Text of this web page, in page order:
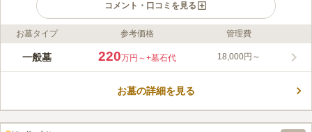
コメント・口コミを見る
ライフドット編集部のコメント
佛心寺は、東京都台東区谷中に位置する、日蓮宗の寺院です。
に残っている境内は、日当たりも良好で、開放感のある空間で
口コミ評価
お墓タイプ 参考価格 管理費
一般墓 220万円～+墓石代 18,000円～
お墓の詳細を見る